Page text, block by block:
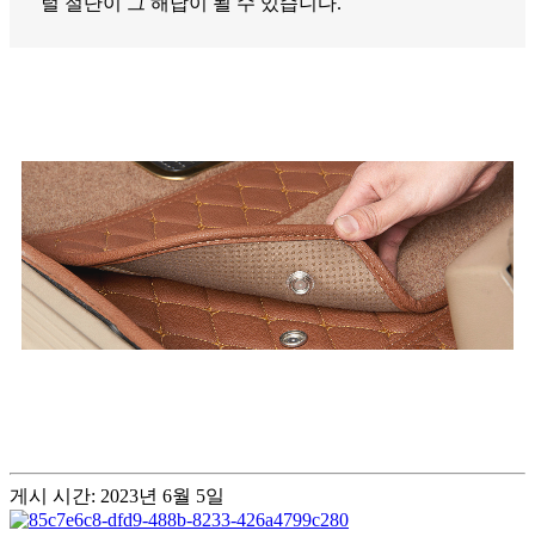
게시 시간: 2023년 6월 5일